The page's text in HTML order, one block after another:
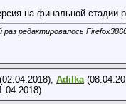
на финальной стадии
раз редактировалось
(02.04.2018), Adilka